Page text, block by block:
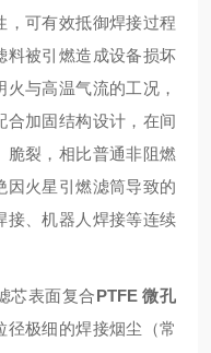
，可有效抵御焊接过程
料被引燃造成设备损坏
与高温气流的工况，
合加固结构设计，在间
脆裂，相比普通非阻燃
因火星引燃滤筒导致的
接、机器人焊接等连续
芯表面复合PTFE 微孔
径极细的焊接烟尘（常